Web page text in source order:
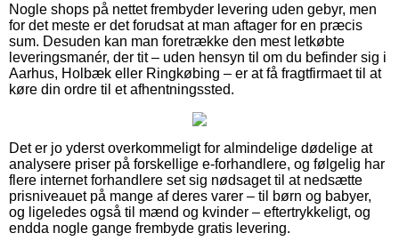
Nogle shops på nettet frembyder levering uden gebyr, men
for det meste er det forudsat at man aftager for en præcis
sum. Desuden kan man foretrække den mest letkøbte
leveringsmanér, der tit – uden hensyn til om du befinder sig i
Aarhus, Holbæk eller Ringkøbing – er at få fragtfirmaet til at
køre din ordre til et afhentningssted.
Det er jo yderst overkommeligt for almindelige dødelige at
analysere priser på forskellige e-forhandlere, og følgelig har
flere internet forhandlere set sig nødsaget til at nedsætte
prisniveauet på mange af deres varer – til børn og babyer,
og ligeledes også til mænd og kvinder – eftertrykkeligt, og
endda nogle gange frembyde gratis levering.